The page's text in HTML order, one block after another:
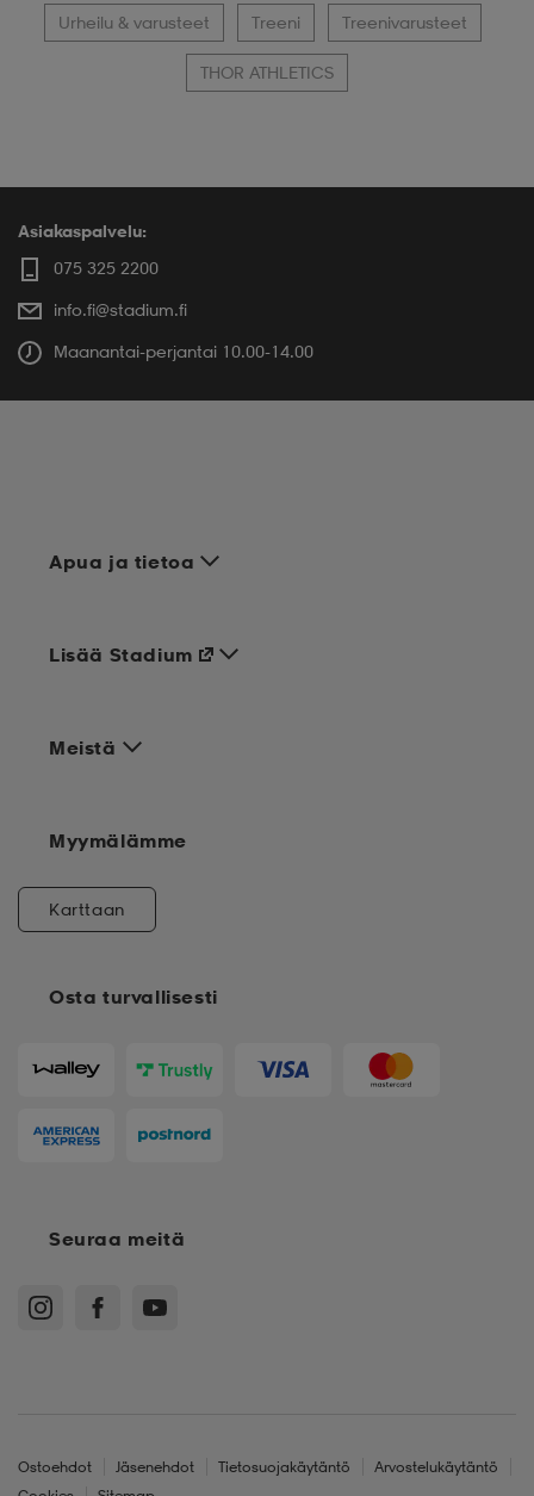
Urheilu & varusteet Treeni Treenivarusteet
THOR ATHLETICS
Asiakaspalvelu:
075 325 2200
info.fi@stadium.fi
Maanantai-perjantai 10.00-14.00
Apua ja tietoa
Meistä
Osta turvallisesti
Lisää Stadium
Myymälämme
Karttaan
Seuraa meitä
Ostoehdot Jäsenehdot Tietosuojakäytäntö
Arvostelukäytäntö